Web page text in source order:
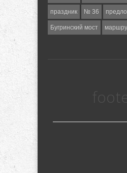
праздник № 36
Бугринский мост